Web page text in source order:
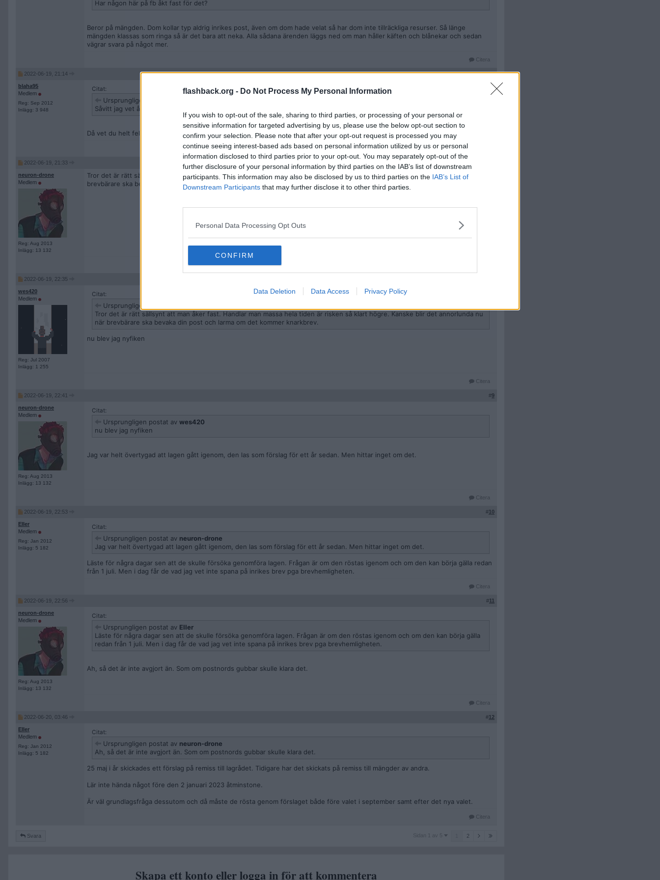
flashback.org - Do Not Process My Personal Information
If you wish to opt-out of the sale, sharing to third parties, or processing of your personal or
sensitive information for targeted advertising by us, please use the below opt-out section to
confirm your selection. Please note that after your opt-out request is processed you may
continue seeing interest-based ads based on personal information utilized by us or personal
information disclosed to third parties prior to your opt-out. You may separately opt-out of the
further disclosure of your personal information by third parties on the IAB’s list of downstream
participants. This information may also be disclosed by us to third parties on the IAB’s List of
Downstream Participants that may further disclose it to other third parties.
Personal Data Processing Opt Outs
CONFIRM
Data Deletion Data Access Privacy Policy
Har någon här på fb åkt fast för det?
Beror på mängden. Dom kollar typ aldrig inrikes post, även om dom hade velat så har dom inte tillräckliga resurser. Så länge
mängden klassas som ringa så är det bara att neka. Alla sådana ärenden läggs ned om man håller käften och blånekar och sedan
vägrar svara på något mer.
Citera
2022-06-19, 21:14 #6
blaha95
Medlem
Reg: Sep 2012
Inlägg: 3 948
Citat:
Ursprungligen postat av
Såvitt jag vet åker alla fast.
Då vet du helt fel.
2022-06-19, 21:33
neuron-drone
Medlem
Reg: Aug 2013
Inlägg: 13 132
Tror det är rätt sällsynt att man åker fast. Handlar man massa hela tiden är risken så klart högre. Kanske blir det annorlunda nu när
brevbärare ska bevaka din post och larma om det kommer knarkbrev.
2022-06-19, 22:35
wes420
Medlem
Reg: Jul 2007
Inlägg: 1 255
Citat:
Ursprungligen postat av
Tror det är rätt sällsynt att man åker fast. Handlar man massa hela tiden är risken så klart högre. Kanske blir det annorlunda nu
när brevbärare ska bevaka din post och larma om det kommer knarkbrev.
nu blev jag nyfiken
Citera
2022-06-19, 22:41 #9
neuron-drone
Medlem
Reg: Aug 2013
Inlägg: 13 132
Citat:
Ursprungligen postat av wes420
nu blev jag nyfiken
Jag var helt övertygad att lagen gått igenom, den las som förslag för ett år sedan. Men hittar inget om det.
Citera
2022-06-19, 22:53 #10
EIIer
Medlem
Reg: Jan 2012
Inlägg: 5 182
Citat:
Ursprungligen postat av neuron-drone
Jag var helt övertygad att lagen gått igenom, den las som förslag för ett år sedan. Men hittar inget om det.
Läste för några dagar sen att de skulle försöka genomföra lagen. Frågan är om den röstas igenom och om den kan börja gälla redan
från 1 juli. Men i dag får de vad jag vet inte spana på inrikes brev pga brevhemligheten.
Citera
2022-06-19, 22:56 #11
neuron-drone
Medlem
Reg: Aug 2013
Inlägg: 13 132
Citat:
Ursprungligen postat av EIIer
Läste för några dagar sen att de skulle försöka genomföra lagen. Frågan är om den röstas igenom och om den kan börja gälla
redan från 1 juli. Men i dag får de vad jag vet inte spana på inrikes brev pga brevhemligheten.
Ah, så det är inte avgjort än. Som om postnords gubbar skulle klara det.
Citera
2022-06-20, 03:46 #12
EIIer
Medlem
Reg: Jan 2012
Inlägg: 5 182
Citat:
Ursprungligen postat av neuron-drone
Ah, så det är inte avgjort än. Som om postnords gubbar skulle klara det.
25 maj i år skickades ett förslag på remiss till lagrådet. Tidigare har det skickats på remiss till mängder av andra.
Lär inte hända något före den 2 januari 2023 åtminstone.
Är väl grundlagsfråga dessutom och då måste de rösta genom förslaget både före valet i september samt efter det nya valet.
Citera
Svara
Sidan
Sidan 1 av 5 2
Skapa ett konto eller logga in för att kommentera